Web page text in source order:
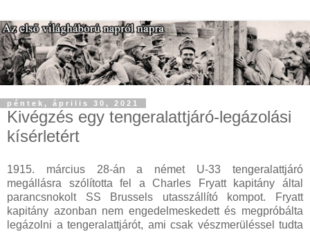
péntek, április 30, 2021
Kivégzés egy tengeralattjáró-legázolási
kísérletért
1915. március 28-án a német U-33 tengeralattjáró
megállásra szólította fel a Charles Fryatt kapitány által
parancsnokolt SS Brussels utasszállító kompot. Fryatt
kapitány azonban nem engedelmeskedett és megpróbálta
legázolni a tengeralattjárót, ami csak vészmerüléssel tudta